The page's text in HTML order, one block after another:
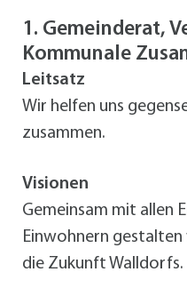
1. Gemeinderat,
Kommunale
Leitsatz
Wir helfen uns
zusammen.
Visionen
Gemeinsam mit allen
Einwohnern
die Zukunft Walldorfs.